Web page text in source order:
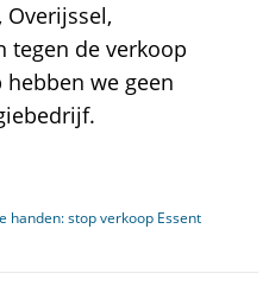
tegen de verkoop
we geen
handen: stop verkoop Essent